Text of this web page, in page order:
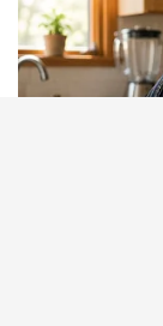
BRAINBERRIES